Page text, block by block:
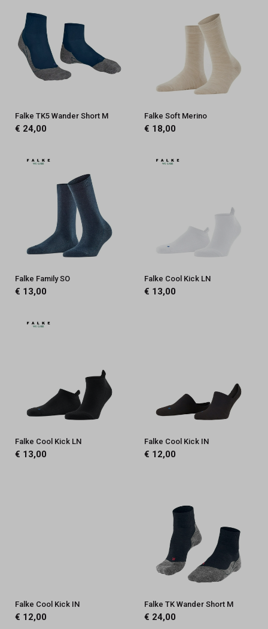
Falke TK5 Wander Short M
€ 24,00
Falke Soft Merino
€ 18,00
Falke Family SO
€ 13,00
Falke Cool Kick LN
€ 13,00
Falke Cool Kick LN
€ 13,00
Falke Cool Kick IN
€ 12,00
Falke Cool Kick IN
€ 12,00
Falke TK Wander Short M
€ 24,00